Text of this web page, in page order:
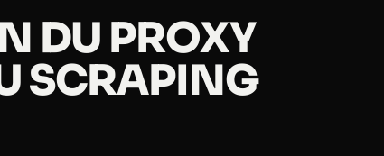
DU PROXY
SCRAPING